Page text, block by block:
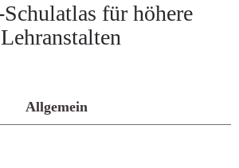
für höhere
Lehranstalten
Allgemein